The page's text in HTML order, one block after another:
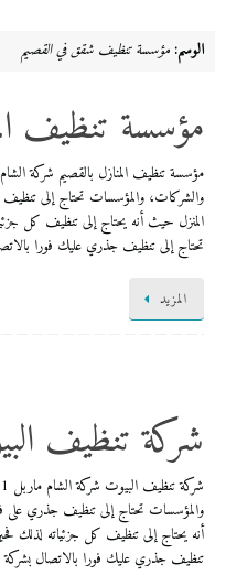
الوسم: مؤسسة تنظيف شقق في القصيم
مؤسسة تنظيف
والشركات، والمؤسسات تحتاج إلى
المنزل حيث أنه يحتاج إلى تنظيف كل
تحتاج إلى تنظيف جذري عليك فورا
المزيد
شركة تنظيف
والمؤسسات تحتاج إلى تنظيف جذري على
أنه يحتاج إلى تنظيف كل جزئياته لذلك
تنظيف جذري عليك فورا بالاتصال